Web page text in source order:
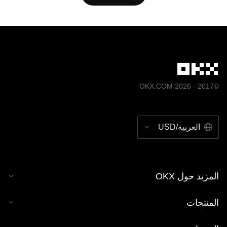
بواسطة أدوات الذكاء الاصطناعي (AI). لا يجوز إنتاج أي أعمال
©2017 - 2026 OKX.COM
العربية/USD
المزيد حول OKX
المنتجات